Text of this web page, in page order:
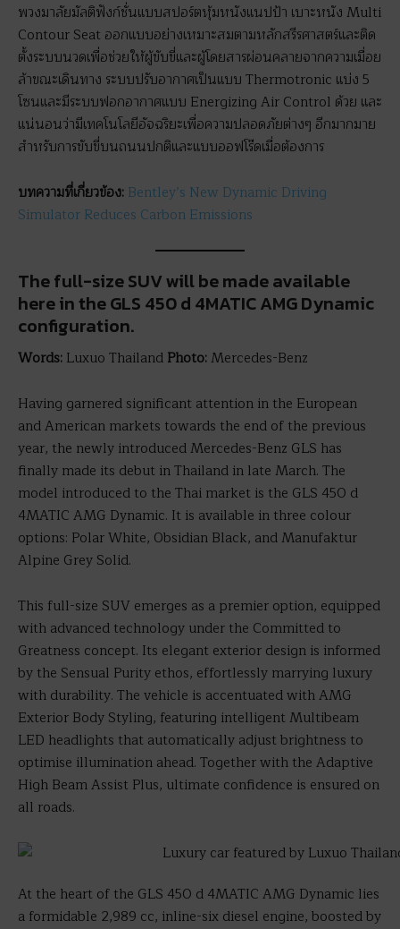
พวงมาลัยมัลติฟังก์ชั่นแบบสปอร์ตหุ้มหนังแนปป้า เบาะหนัง Multi
Contour Seat ออกแบบอย่างเหมาะสมตามหลักสรีรศาสตร์และติด
ตั้งระบบนวดเพื่อช่วยให้ผู้ขับขี่และผู้โดยสารผ่อนคลายจากความเมื่อย
ล้าขณะเดินทาง ระบบปรับอากาศเป็นแบบ Thermotronic แบ่ง 5
โซนและมีระบบฟอกอากาศแบบ Energizing Air Control ด้วย และ
แน่นอนว่ามีเทคโนโลยีอัจฉริยะเพื่อความปลอดภัยต่างๆ อีกมากมาย
สำหรับการขับขี่บนถนนปกติและแบบออฟโร๊ดเมื่อต้องการ
บทความที่เกี่ยวข้อง: Bentley’s New Dynamic Driving
Simulator Reduces Carbon Emissions
The full-size SUV will be made available
here in the GLS 450 d 4MATIC AMG Dynamic
configuration.
Words: Luxuo Thailand Photo:Mercedes-Benz
Having garnered significant attention in the European
and American markets towards the end of the previous
year, the newly introduced Mercedes-Benz GLS has
finally made its debut in Thailand in late March. The
model introduced to the Thai market is the GLS 450 d
4MATIC AMG Dynamic. It is available in three colour
options: Polar White, Obsidian Black, and Manufaktur
Alpine Grey Solid.
This full-size SUV emerges as a premier option, equipped
with advanced technology under the Committed to
Greatness concept. Its elegant exterior design is informed
by the Sensual Purity ethos, effortlessly marrying luxury
with durability. The vehicle is accentuated with AMG
Exterior Body Styling, featuring intelligent Multibeam
LED headlights that automatically adjust brightness to
optimise illumination ahead. Together with the Adaptive
High Beam Assist Plus, ultimate confidence is ensured on
all roads.
At the heart of the GLS 450 d 4MATIC AMG Dynamic lies
a formidable 2,989 cc, inline-six diesel engine, boosted by